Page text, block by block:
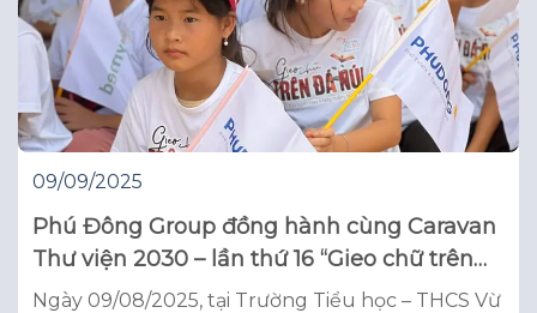
09/09/2025
Phú Đông Group đồng hành cùng Caravan
Thư viện 2030 – lần thứ 16 “Gieo chữ trên
đá núi”
Ngày 09/08/2025, tại Trường Tiểu học – THCS Vừ